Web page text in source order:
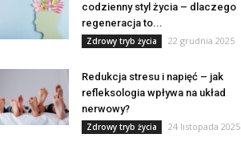
codzienny styl życia – dlaczego
regeneracja to...
Zdrowy tryb życia 22 grudnia 2025
Redukcja stresu i napięć – jak
refleksologia wpływa na układ
nerwowy?
Zdrowy tryb życia 24 listopada 2025